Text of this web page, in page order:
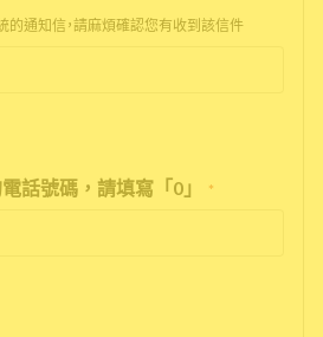
的通知信，請麻煩確認您有收到該信件
話號碼，請填寫「0」 *